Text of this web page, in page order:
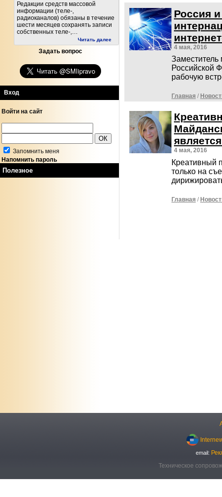
Редакции средств массовой
информации (теле-,
радиоканалов) обязаны в течение
шести месяцев сохранять записи
собственных теле-,…
Читать далее
Задать вопрос
Вход
Войти на сайт
Запомнить меня
Напомнить пароль
Полезное
Россия
4 мая, 2016
Заместитель
Российской
рабочую
Главная /
4 мая, 2016
Креативный
только на
Главная /
email:
Техническое